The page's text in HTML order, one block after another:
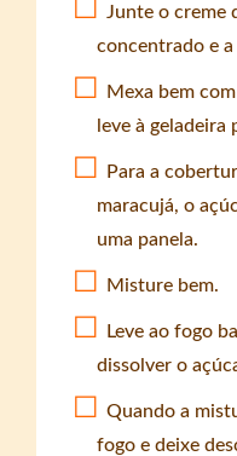
Junte o creme
concentrado e a
Mexa bem
leve à geladeira
Para a
maracujá, o
uma panela.
Misture bem.
Leve ao fogo
dissolver o
Quando a
fogo e deixe